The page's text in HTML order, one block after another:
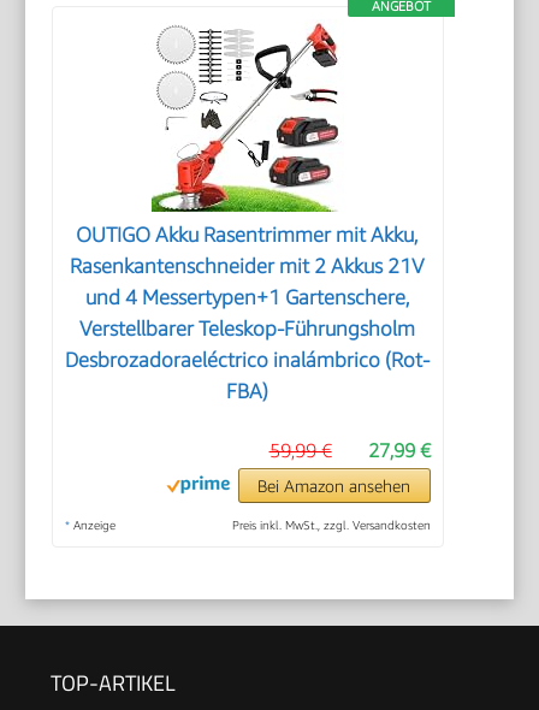
ANGEBOT
OUTIGO Akku Rasentrimmer mit Akku,
Rasenkantenschneider mit 2 Akkus 21V
und 4 Messertypen+1 Gartenschere,
Verstellbarer Teleskop-Führungsholm
Desbrozadoraeléctrico inalámbrico (Rot-
FBA)
27,99 €
59,99 €
Bei Amazon ansehen
* Anzeige Preis inkl. MwSt., zzgl. Versandkosten
TOP-ARTIKEL